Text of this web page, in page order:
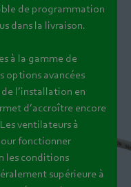
de programmation
dans la livraison.
à la gamme de
options avancées
l’installation en
d’accroître encore
ventilateurs à
fonctionner
les conditions
supérieure à